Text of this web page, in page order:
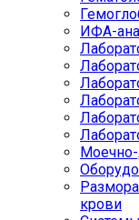
ИФА-
крови